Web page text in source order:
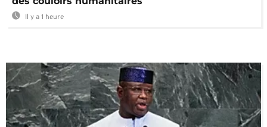
Il y a 1 heure